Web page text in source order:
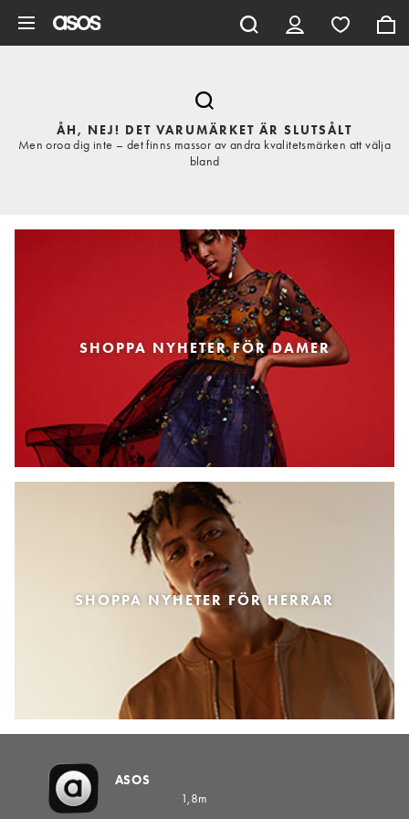
ÅH, NEJ! DET VARUMÄRKET ÄR SLUTSÅLT
Men oroa dig inte – det finns massor av andra kvalitetsmärken att välja
bland
SHOPPA NYHETER FÖR DAMER
SHOPPA NYHETER FÖR HERRAR
ASOS
1,8m